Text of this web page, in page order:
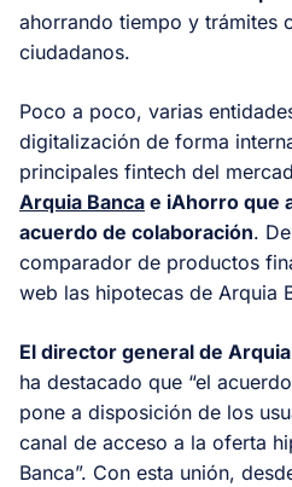
ahorrando tiempo y trámites
ciudadanos.
Poco a poco, varias
digitalización de forma
principales fintech del
Arquia Banca e iAhorro que
acuerdo de colaboración.
comparador de productos
web las hipotecas de Arquia
El director general de
ha destacado que “el
pone a disposición de los
canal de acceso a la oferta
Banca”. Con esta unión,